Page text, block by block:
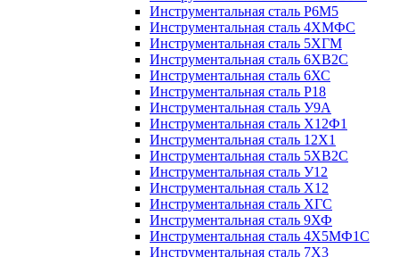
Инструментальная сталь Р6М5
Инструментальная сталь 4ХМФС
Инструментальная сталь 5ХГМ
Инструментальная сталь 6ХВ2С
Инструментальная сталь 6ХС
Инструментальная сталь Р18
Инструментальная сталь У9А
Инструментальная сталь Х12Ф1
Инструментальная сталь 12Х1
Инструментальная сталь 5ХВ2С
Инструментальная сталь У12
Инструментальная сталь Х12
Инструментальная сталь ХГС
Инструментальная сталь 9ХФ
Инструментальная сталь 4Х5МФ1С
Инструментальная сталь 7Х3